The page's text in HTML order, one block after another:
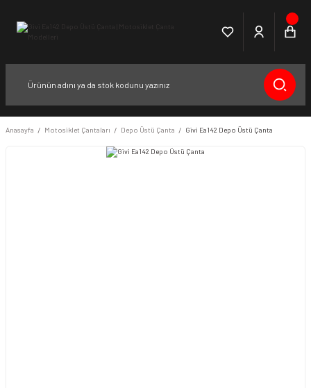
Anasayfa Motosiklet Çantaları Depo Üstü Çanta Givi Ea142 Depo Üstü Çanta